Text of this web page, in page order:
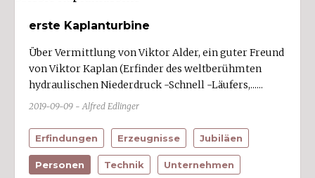
erste Kaplanturbine
Über Vermittlung von Viktor Alder, ein guter Freund
von Viktor Kaplan (Erfinder des weltberühmten
hydraulischen Niederdruck -Schnell -Läufers,......
2019-09-09 - Alfred Edlinger
Erfindungen Erzeugnisse Jubiläen
Personen Technik Unternehmen